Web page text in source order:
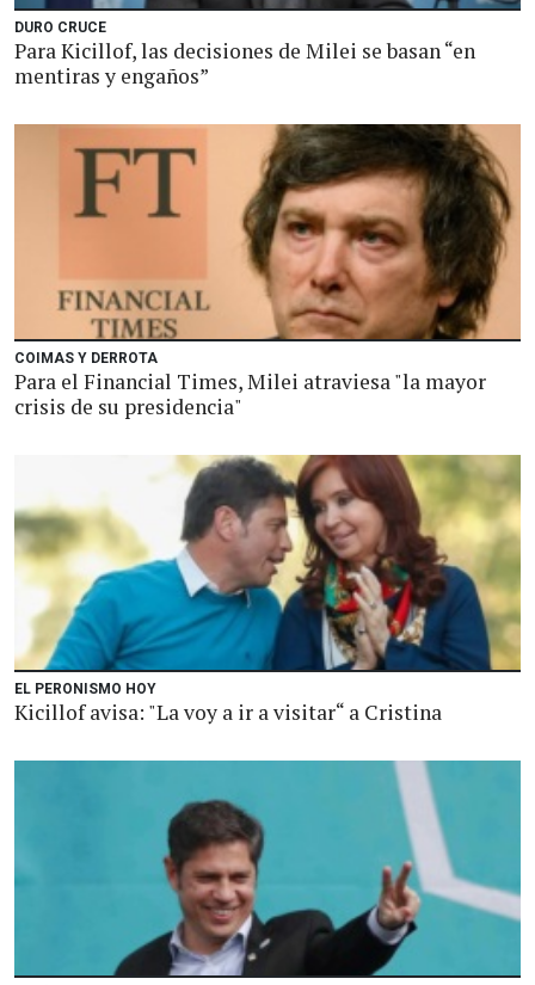
DURO CRUCE
Para Kicillof, las decisiones de Milei se basan “en
mentiras y engaños”
COIMAS Y DERROTA
Para el Financial Times, Milei atraviesa "la mayor
crisis de su presidencia"
EL PERONISMO HOY
Kicillof avisa: "La voy a ir a visitar“ a Cristina